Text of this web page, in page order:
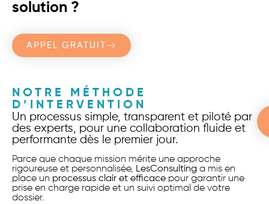
solution ?
APPEL GRATUIT
NOTRE MÉTHODE
D’INTERVENTION
Un processus simple, transparent et piloté par
des experts, pour une collaboration fluide et
performante dès le premier jour.
Parce que chaque mission mérite une approche
rigoureuse et personnalisée, LesConsulting a mis en
place un processus clair et efficace pour garantir une
prise en charge rapide et un suivi optimal de votre
dossier.